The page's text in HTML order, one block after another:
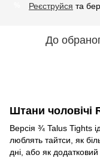
Реєструйся та
До
Штани чоловічі
Версія ¾ Talus Tights
люблять тайтси, як
дні, або як